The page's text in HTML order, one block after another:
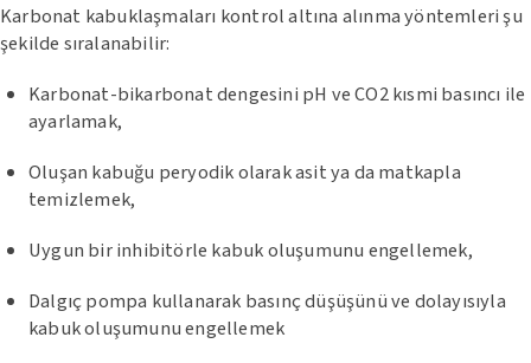
Karbonat kabuklaşmaları kontrol altına alınma yöntemleri şu
şekilde sıralanabilir:
Karbonat-bikarbonat dengesini pH ve CO2 kısmi basıncı ile
ayarlamak,
Oluşan kabuğu peryodik olarak asit ya da matkapla
temizlemek,
Uygun bir inhibitörle kabuk oluşumunu engellemek,
Dalgıç pompa kullanarak basınç düşüşünü ve dolayısıyla
kabuk oluşumunu engellemek